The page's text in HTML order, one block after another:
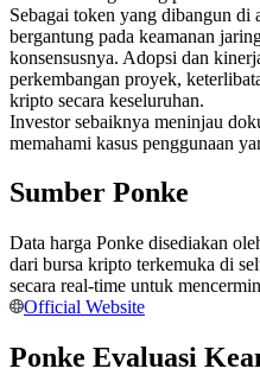
Nikmati pembagian
Sebagai token yang dibangun di
bergantung pada keamanan
konsensusnya. Adopsi dan
perkembangan proyek,
kripto secara keseluruhan.
Investor sebaiknya meninjau
memahami kasus penggunaan
Sumber Ponke
Data harga Ponke disediakan
dari bursa kripto terkemuka di
secara real-time untuk
Official Website
Ponke Evaluasi